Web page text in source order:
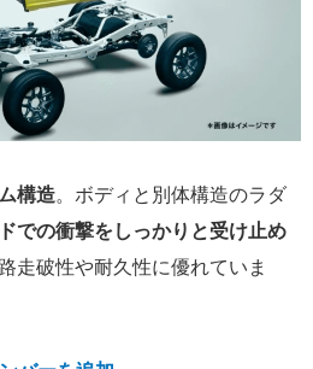
構造。ボディと別体構造のラダ
での衝撃をしっかりと受け止め
走破性や耐久性に優れていま